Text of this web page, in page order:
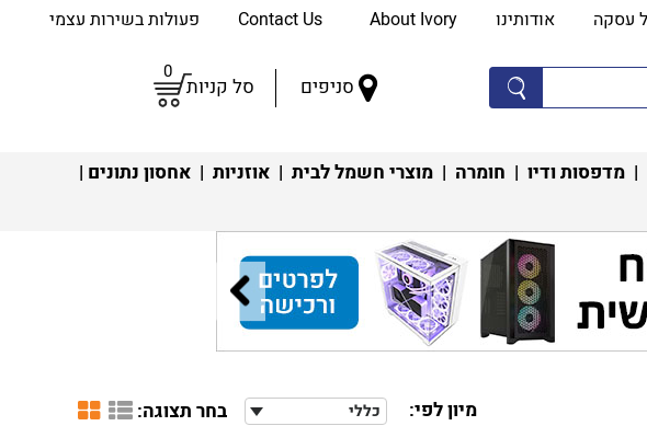
עסקה אודותינו About Ivory פעולות בשירות עצמי
סניפים סל קניות
0
| מדפסות ודיו | חומרה | מוצרי חשמל לבית | אוזניות | אחסון נתונים |
מיון לפי: כללי בחר תצוגה: